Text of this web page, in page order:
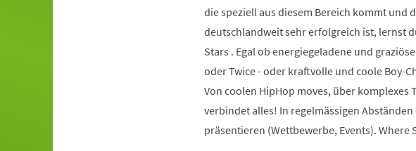
die speziell aus diesem Bereich kommt und
deutschlandweit sehr erfolgreich ist, lernst
Stars . Egal ob energiegeladene und
oder Twice - oder kraftvolle und coole Boy-
Von coolen HipHop moves, über komplexes
verbindet alles! In regelmässigen
präsentieren (Wettbewerbe, Events).